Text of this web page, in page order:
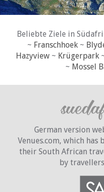
Beliebte Ziele in
~ Franschhoek ~
Hazyview~ Krügerpark
~ Mossel
German version
Venues.com, which
their South African
by